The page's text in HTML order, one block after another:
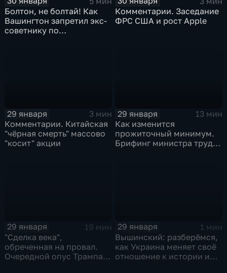
Болтон, не болтай! Как
Вашингтон запретил экс-
советнику по
Комментарии. Заседание
ФРС США и рост Apple
29 января
3 мин
Комментарии. Китайская
"чёрная смерть" массово
"косит" акции
29 января
13 мин
Как изменится
прожиточный минимум.
Брифинг министра труда
29 января
19 мин
"Сделка века",
обреченная на провал.
Очередной опус Трампа.
29 января
1 мин
Вышинский: разберёмся,
как Украина меняет своё
отношение к истории и